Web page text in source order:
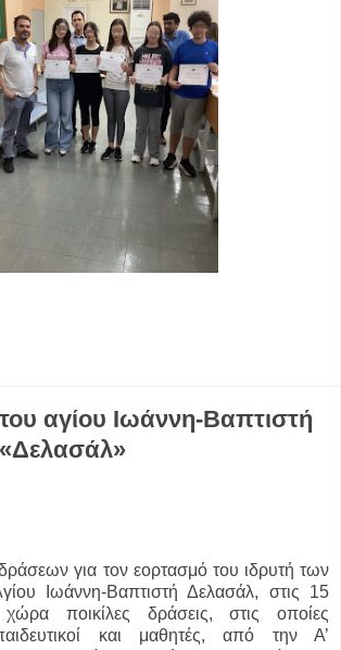
αγίου Ιωάννη-Βαπτιστή
για τον εορτασμό του ιδρυτή των
Ιωάννη-Βαπτιστή Δελασάλ, στις 15
ποικίλες δράσεις, στις οποίες
και μαθητές, από την Α’